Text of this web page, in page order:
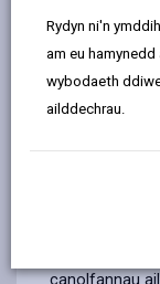
Rydyn ni'n
am eu
wybodaeth
ailddechrau.
un o'n
esgyrn, masgl
yn eich cadi
gartref.
angen mynd
Cofiwch ein
gwyrdd bob
canolfannau